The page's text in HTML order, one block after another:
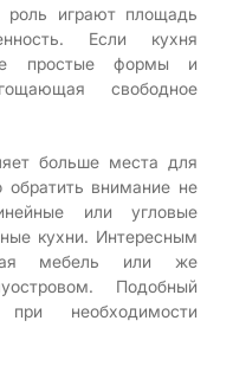
играют площадь
Если кухня
простые формы и
свободное
больше места для
внимание не
или угловые
кухни. Интересным
мебель или же
Подобный
необходимости